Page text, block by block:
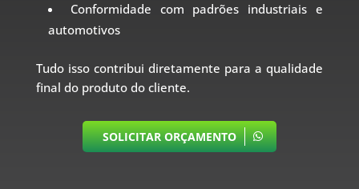
Conformidade com padrões industriais e
automotivos
Tudo isso contribui diretamente para a qualidade
final do produto do cliente.
SOLICITAR ORÇAMENTO